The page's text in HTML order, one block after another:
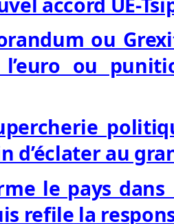
ou
l’euro ou
d’éclater au
le pays dans
refile la